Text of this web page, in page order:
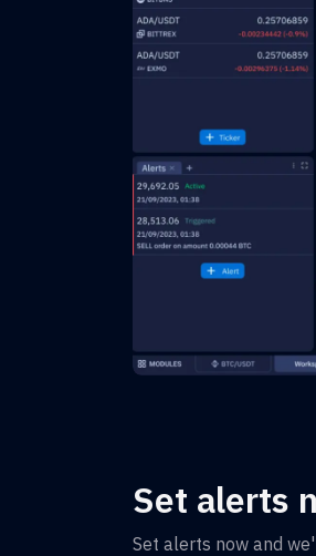
Set alerts
Set alerts now and